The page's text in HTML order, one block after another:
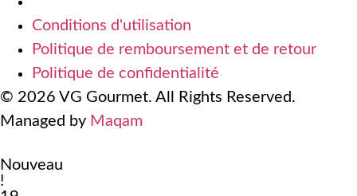
Conditions d'utilisation
Politique de remboursement et de retour
Politique de confidentialité
© 2026 VG Gourmet. All Rights Reserved.
Managed by Maqam
Nouveau
!